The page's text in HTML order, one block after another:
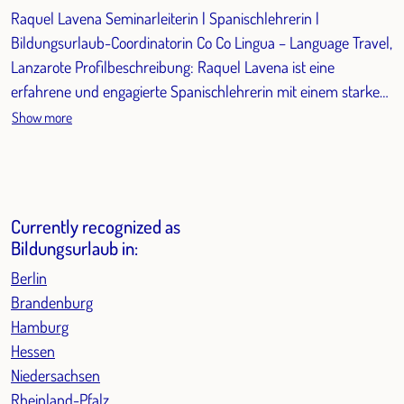
Raquel Lavena Seminarleiterin | Spanischlehrerin |
Bildungsurlaub-Coordinatorin Co Co Lingua – Language Travel,
Lanzarote Profilbeschreibung: Raquel Lavena ist eine
erfahrene und engagierte Spanischlehrerin mit einem starken
Fokus auf interkultureller Kommunikation und
die Bildungsurlaub-Kurse auf Lanzarote gestaltet sie ein
motivierendes und professionelles Lernumfeld, das sich durch
persönliche Betreuung, klare Lernziele und kulturelle
Integration auszeichnet. Raquel kombiniert traditionelle
Lehrmethoden mit modernen, interaktiven Ansätzen und legt
besonderen Wert auf die direkte Anwendung der spanischen
Sprache im Alltag. Qualifikationen: "Akademischer Grad in
Show more
Currently recognized as
Bildungsurlaub in:
Berlin
Brandenburg
Hamburg
Hessen
Niedersachsen
Rheinland-Pfalz